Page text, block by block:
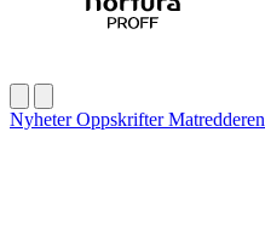
NyheterOppskrifterMatredderen